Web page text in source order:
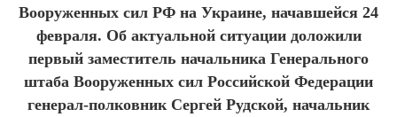
Вооруженных сил РФ на Украине, начавшейся 24
февраля. Об актуальной ситуации доложили
первый заместитель начальника Генерального
штаба Вооруженных сил Российской Федерации
генерал-полковник Сергей Рудской, начальник